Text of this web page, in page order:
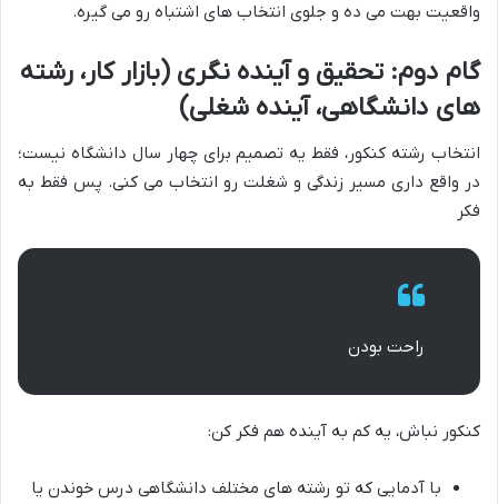
واقعیت بهت می ده و جلوی انتخاب های اشتباه رو می گیره.
گام دوم: تحقیق و آینده نگری (بازار کار، رشته
های دانشگاهی، آینده شغلی)
انتخاب رشته کنکور، فقط یه تصمیم برای چهار سال دانشگاه نیست؛
در واقع داری مسیر زندگی و شغلت رو انتخاب می کنی. پس فقط به
فکر
راحت بودن
کنکور نباش، یه کم به آینده هم فکر کن:
با آدمایی که تو رشته های مختلف دانشگاهی درس خوندن یا